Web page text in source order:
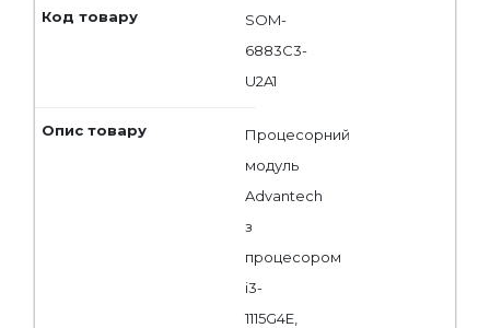
SOM-
6883C3-
U2A1
Процесорний
модуль
Advantech
з
процесором
i3-
1115G4E,